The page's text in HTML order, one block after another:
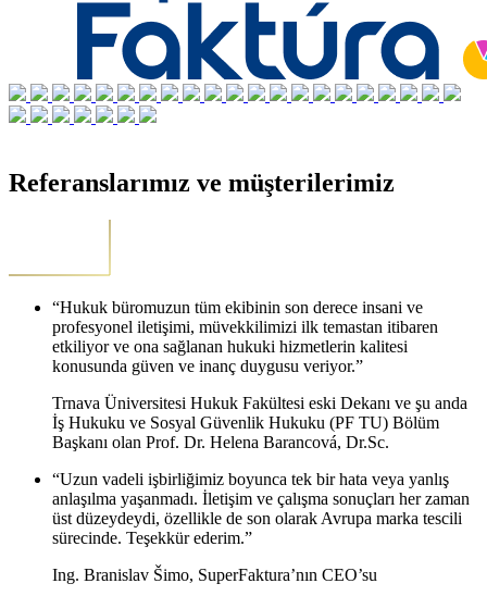
Referanslarımız ve müşterilerimiz
“Hukuk büromuzun tüm ekibinin son derece insani ve
profesyonel iletişimi, müvekkilimizi ilk temastan itibaren
etkiliyor ve ona sağlanan hukuki hizmetlerin kalitesi
konusunda güven ve inanç duygusu veriyor.”
Trnava Üniversitesi Hukuk Fakültesi eski Dekanı ve şu anda
İş Hukuku ve Sosyal Güvenlik Hukuku (PF TU) Bölüm
Başkanı olan Prof. Dr. Helena Barancová, Dr.Sc.
“Uzun vadeli işbirliğimiz boyunca tek bir hata veya yanlış
anlaşılma yaşanmadı. İletişim ve çalışma sonuçları her zaman
üst düzeydeydi, özellikle de son olarak Avrupa marka tescili
sürecinde. Teşekkür ederim.”
Ing. Branislav Šimo, SuperFaktura’nın CEO’su